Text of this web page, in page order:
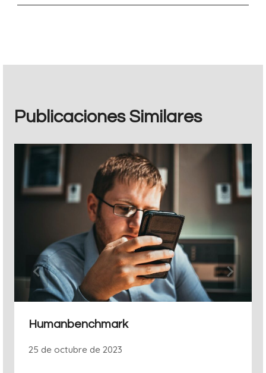
Publicaciones Similares
Humanbenchmark
25 de octubre de 2023